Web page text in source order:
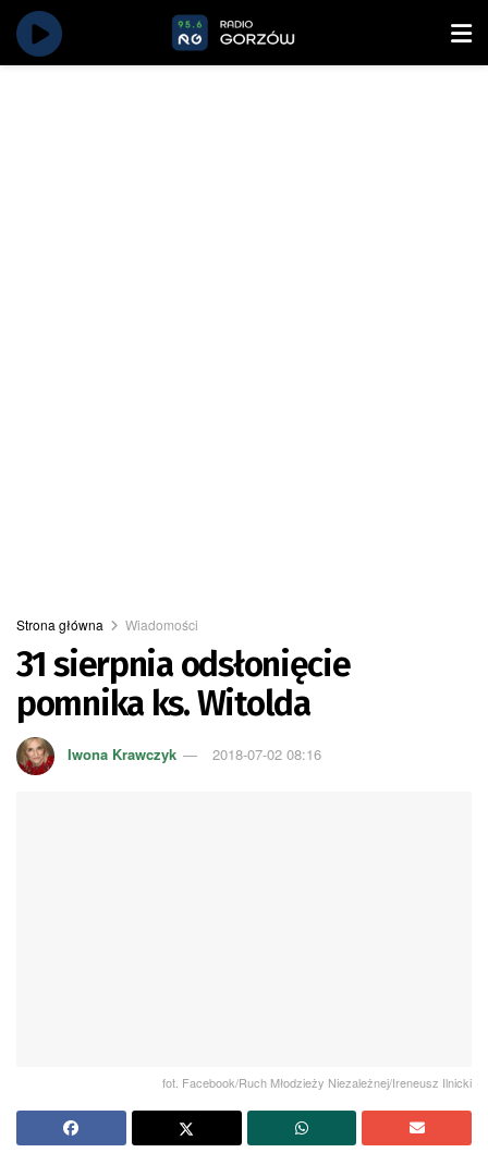
Strona główna Wiadomości
31 sierpnia odsłonięcie
pomnika ks. Witolda
Iwona Krawczyk 2018-07-02 08:16
fot. Facebook/Ruch Młodzieży Niezależnej/Ireneusz Ilnicki